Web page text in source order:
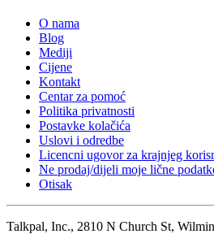
O nama
Blog
Mediji
Cijene
Kontakt
Centar za pomoć
Politika privatnosti
Postavke kolačića
Uslovi i odredbe
Licencni ugovor za krajnjeg
Ne prodaj/dijeli moje lične
Otisak
Talkpal, Inc., 2810 N Church St,